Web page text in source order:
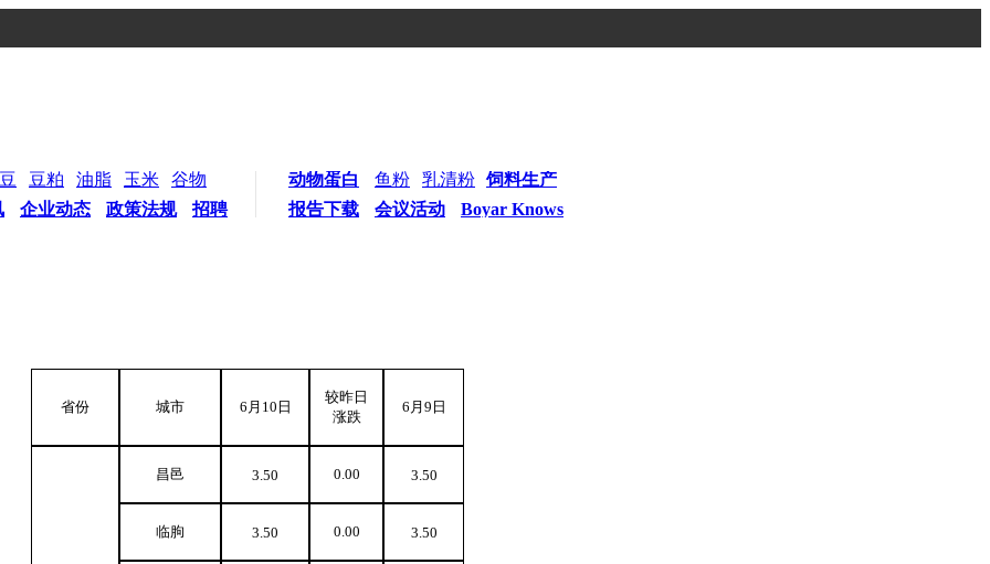
豆粕 油脂 玉米
谷物
企业动态 政策法规 招聘
动物蛋白 鱼粉 乳清粉 饲料生产
报告下载
会议活动
Boyar Knows
省份 城市 6 月10日
较昨日
涨跌
6 月9日
昌邑 3.50 0.00 3.50
临朐 3.50 0.00 3.50